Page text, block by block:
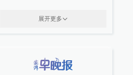
展开更多